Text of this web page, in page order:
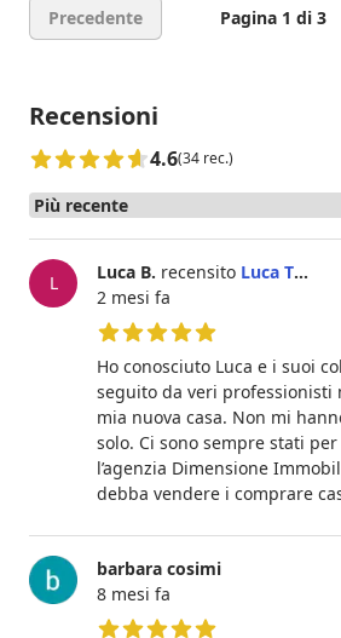
Precedente Pagina 1 di 3
Recensioni
4.6(34 rec.)
L Luca B. recensito Luca Tiberio
2 mesi fa
5 su 5 stelle
Ho conosciuto Luca e i suoi
seguito da veri professionisti
mia nuova casa. Non mi
solo. Ci sono sempre stati
l’agenzia Dimensione
debba vendere i comprare
barbara cosimi
8 mesi fa